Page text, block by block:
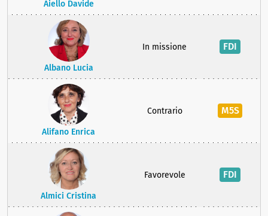
Aiello Davide
Albano Lucia
In missione FDI
Alifano Enrica
Contrario M5S
Almici Cristina
Favorevole FDI